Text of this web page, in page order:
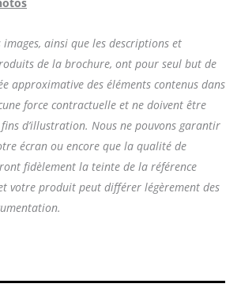
images, ainsi que les descriptions et
de la brochure, ont pour seul but de
approximative des éléments contenus dans
force contractuelle et ne doivent être
fins d’illustration. Nous ne pouvons garantir
écran ou encore que la qualité de
fidèlement la teinte de la référence
votre produit peut différer légèrement des